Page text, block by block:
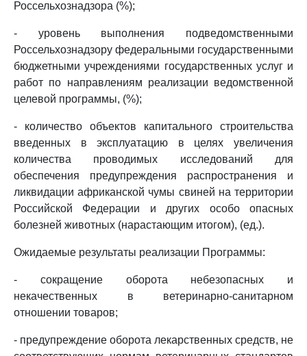
Россельхознадзора (%);
- уровень выполнения подведомственными
Россельхознадзору федеральными государственными
бюджетными учреждениями государственных услуг и
работ по направлениям реализации ведомственной
целевой программы, (%);
- количество объектов капитального строительства
введенных в эксплуатацию в целях увеличения
количества проводимых исследований для
обеспечения предупреждения распространения и
ликвидации африканской чумы свиней на территории
Российской Федерации и других особо опасных
болезней животных (нарастающим итогом), (ед.).
Ожидаемые результаты реализации Программы:
- сокращение оборота небезопасных и
некачественных в ветеринарно-санитарном
отношении товаров;
- предупреждение оборота лекарственных средств, не